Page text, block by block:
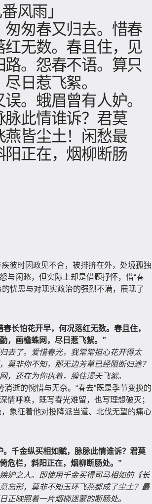
风雨」
匆春又归去。惜春
无数。春且住，见
。怨春不语。算只
日惹飞絮。
。蛾眉曾有人妒。
此情谁诉？君莫
皆尘土！闲愁最
正在，烟柳断肠
彼时因政见不合，被排挤在外，处境孤独
与闲愁，但实际上却是借题抒怀，借“春
忧思与对现实政治的强烈不满，展现了
长怕花开早，何况落红无数。春且住，
，画檐蛛网，尽日惹飞絮。”
去了。爱惜春光，我常常担心花开得太
莫非你不知，那无边芳草已经阻断归途？
，还在为你执着，缠住漫天飞絮。
消逝的惋惜与无奈。“春去”既是季节变换的
情呼唤，既写春光难留，也写理想破灭；
，象征着他对投降派当道、北伐无望的痛心
千金纵买相如赋，脉脉此情谁诉？君莫
危栏，斜阳正在，烟柳断肠处。”
妒之人。即使用千金买得司马相如的《长
忘形，莫非不知玉环飞燕都成了尘土？最
正映照着一片烟柳迷蒙的断肠处。